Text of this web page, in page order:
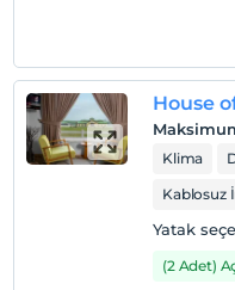
House
Klima
Kablosuz
Yatak
(2 Adet)